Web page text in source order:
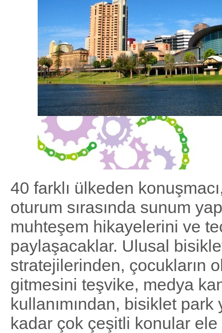
40 farklı ülkeden
oturum sırasında sunum
muhteşem hikayelerini ve
paylaşacaklar. Ulusal
stratejilerinden, çocukların
gitmesini teşvike, medya
kullanımından, bisiklet
kadar çok çeşitli konular ele